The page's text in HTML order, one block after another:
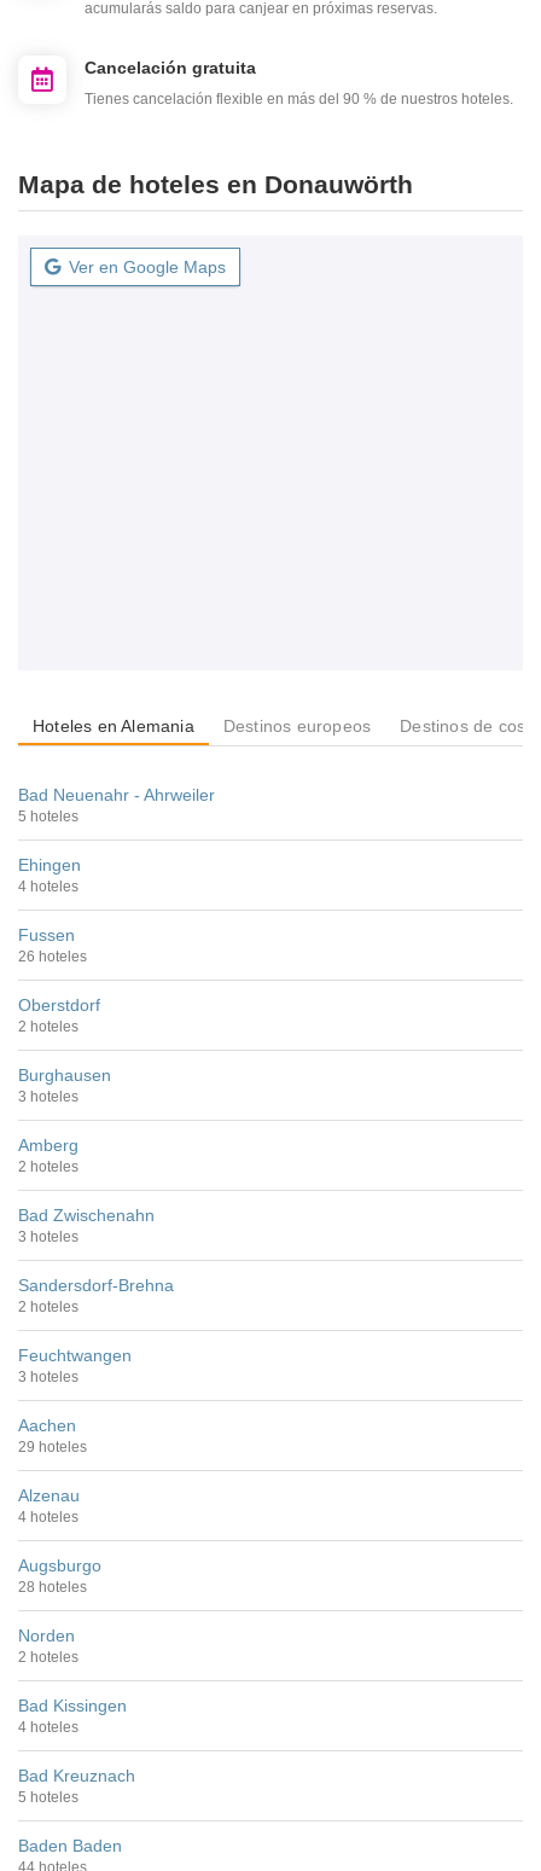
acumularás saldo para canjear en próximas reservas.
Cancelación gratuita
Tienes cancelación flexible en más del 90 % de nuestros hoteles.
Mapa de hoteles en Donauwörth
Ver en Google Maps
Hoteles en Alemania Destinos europeos Destinos de
Bad Neuenahr - Ahrweiler
5 hoteles
Ehingen
4 hoteles
Fussen
26 hoteles
Oberstdorf
2 hoteles
Burghausen
3 hoteles
Amberg
2 hoteles
Bad Zwischenahn
3 hoteles
Sandersdorf-Brehna
2 hoteles
Feuchtwangen
3 hoteles
Aachen
29 hoteles
Alzenau
4 hoteles
Augsburgo
28 hoteles
Norden
2 hoteles
Bad Kissingen
4 hoteles
Bad Kreuznach
5 hoteles
Baden Baden
44 hoteles